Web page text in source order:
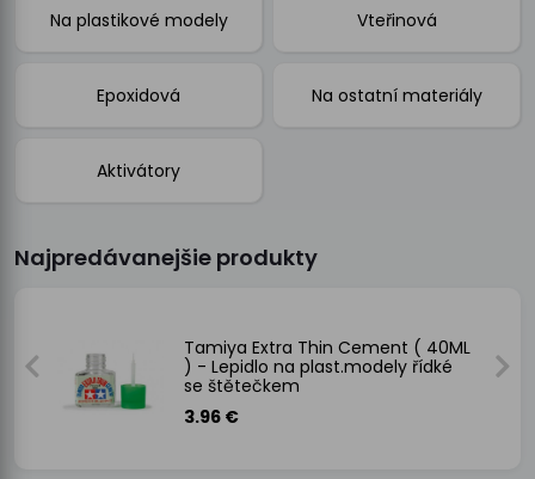
Na plastikové modely Vteřinová
Epoxidová Na ostatní materiály
Aktivátory
Najpredávanejšie produkty
Tamiya Extra Thin Cement ( 40ML
) - Lepidlo na plast.modely řídké
se štětečkem
3.96 €